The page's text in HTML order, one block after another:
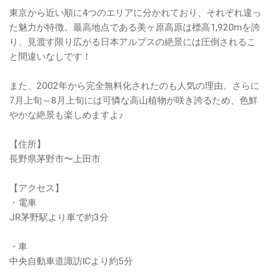
東京から近い順に4つのエリアに分かれており、それぞれ違っ
た魅力が特徴。最高地点である美ヶ原高原は標高1,920mを誇
り、見渡す限り広がる日本アルプスの絶景には圧倒されるこ
と間違いなしです！
また、2002年から完全無料化されたのも人気の理由。さらに
7月上旬～8月上旬には可憐な高山植物が咲き誇るため、色鮮
やかな絶景も楽しめますよ♪
【住所】
長野県茅野市〜上田市
【アクセス】
・電車
JR茅野駅より車で約3分
・車
中央自動車道諏訪ICより約5分